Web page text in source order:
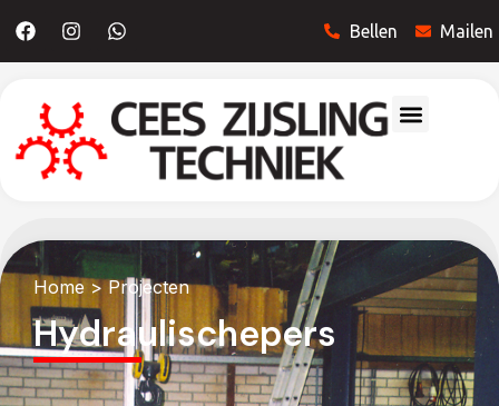
Bellen Mailen
Home> Projecten
Hydraulischepers